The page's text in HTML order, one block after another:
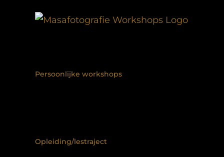
Persoonlijke workshops
Opleiding/lestraject